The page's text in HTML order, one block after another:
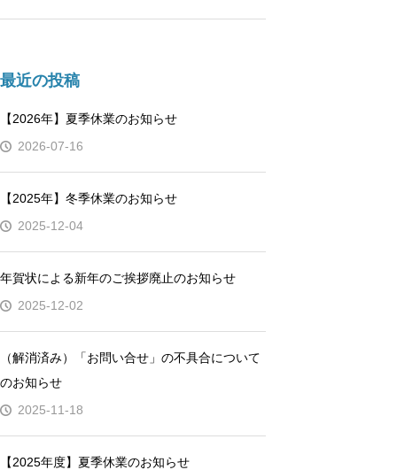
最近の投稿
【2026年】夏季休業のお知らせ
2026-07-16
【2025年】冬季休業のお知らせ
2025-12-04
年賀状による新年のご挨拶廃止のお知らせ
2025-12-02
（解消済み）「お問い合せ」の不具合について
のお知らせ
2025-11-18
【2025年度】夏季休業のお知らせ